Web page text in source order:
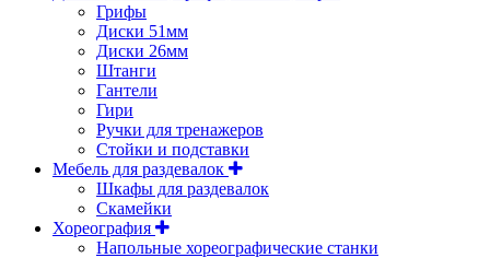
Грифы
Диски 51мм
Диски 26мм
Штанги
Гантели
Гири
Ручки для тренажеров
Стойки и подставки
Мебель для раздевалок
Шкафы для раздевалок
Скамейки
Хореография
Напольные хореографические станки